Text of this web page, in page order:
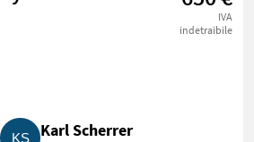
IVA
indetraibile
Karl Scherrer